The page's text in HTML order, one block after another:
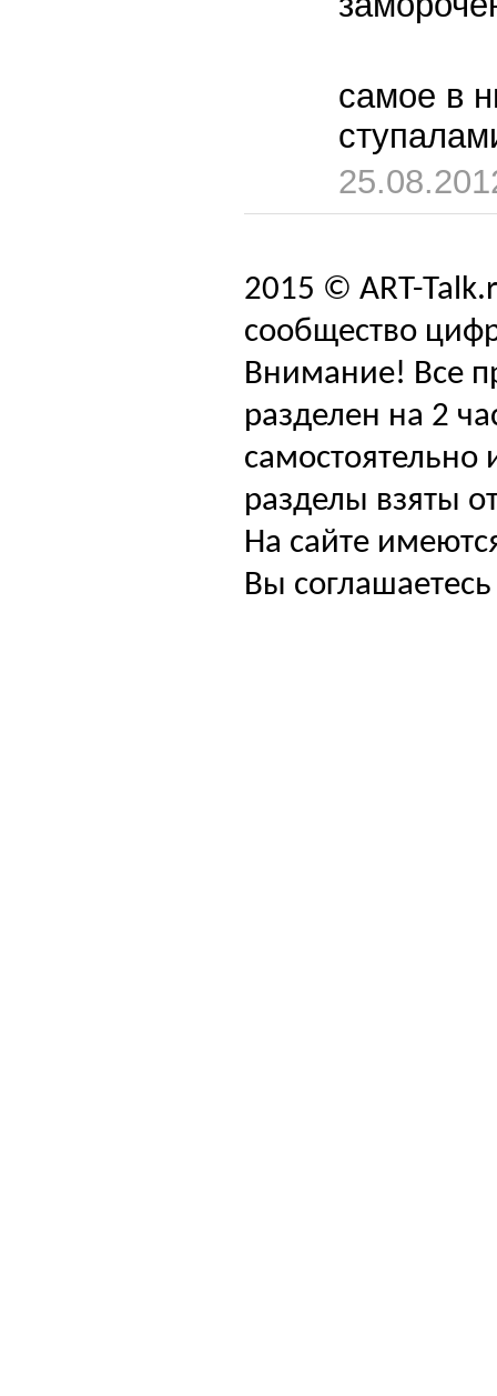
самое в
2015 © ART-
сообщество
Внимание! Все
разделен на 2
самостоятельно
разделы взяты
На сайте
Вы